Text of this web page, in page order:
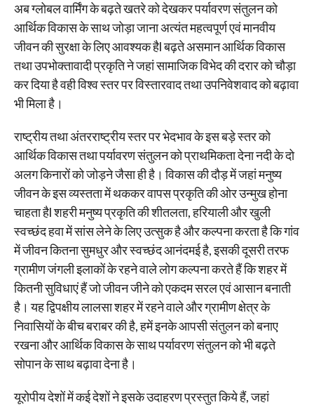
अब ग्लोबल वार्मिंग के बढ़ते खतरे को देखकर पर्यावरण संतुलन को
आर्थिक विकास के साथ जोड़ा जाना अत्यंत महत्वपूर्ण एवं मानवीय
जीवन की सुरक्षा के लिए आवश्यक हैl बढ़ते असमान आर्थिक विकास
तथा उपभोक्तावादी प्रकृति ने जहां सामाजिक विभेद की दरार को चौड़ा
कर दिया है वही विश्व स्तर पर विस्तारवाद तथा उपनिवेशवाद को बढ़ावा
भी मिला है।
राष्ट्रीय तथा अंतरराष्ट्रीय स्तर पर भेदभाव के इस बड़े स्तर को
आर्थिक विकास तथा पर्यावरण संतुलन को प्राथमिकता देना नदी के दो
अलग किनारों को जोड़ने जैसा ही है। विकास की दौड़ में जहां मनुष्य
जीवन के इस व्यस्तता में थककर वापस प्रकृति की ओर उन्मुख होना
चाहता हैl शहरी मनुष्य प्रकृति की शीतलता, हरियाली और खुली
स्वच्छंद हवा में सांस लेने के लिए उत्सुक है और कल्पना करता है कि गांव
में जीवन कितना सुमधुर और स्वच्छंद आनंदमई है, इसकी दूसरी तरफ
ग्रामीण जंगली इलाकों के रहने वाले लोग कल्पना करते हैं कि शहर में
कितनी सुविधाएं हैं जो जीवन जीने को एकदम सरल एवं आसान बनाती
है। यह द्विपक्षीय लालसा शहर में रहने वाले और ग्रामीण क्षेत्र के
निवासियों के बीच बराबर की है, हमें इनके आपसी संतुलन को बनाए
रखना और आर्थिक विकास के साथ पर्यावरण संतुलन को भी बढ़ते
सोपान के साथ बढ़ावा देना है।
यूरोपीय देशों में कई देशों ने इसके उदाहरण प्रस्तुत किये हैं, जहां